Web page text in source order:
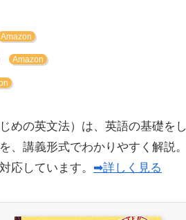
Amazon
Amazon
めの英文法）は、英語の基礎を
、講義形式でわかりやすく解説
応しています。 ➡詳しく見る